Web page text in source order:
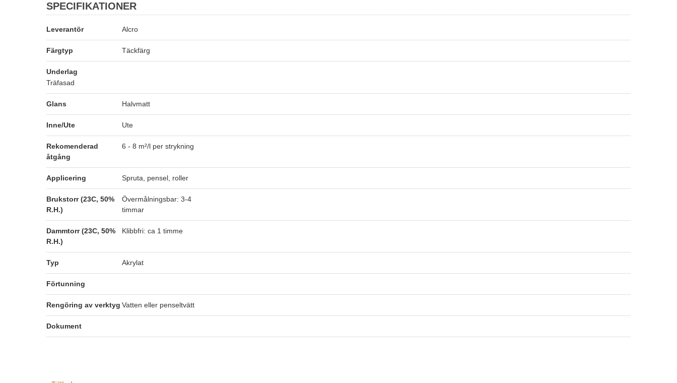
SPECIFIKATIONER
Leverantör Alcro
Färgtyp Täckfärg
Underlag
Träfasad
Glans Halvmatt
Inne/Ute Ute
Rekomenderad
åtgång
6 - 8 m²/l per strykning
Applicering Spruta, pensel, roller
Brukstorr (23C, 50%
R.H.)
Övermålningsbar: 3-4
timmar
Dammtorr (23C, 50%
R.H.)
Klibbfri: ca 1 timme
Typ Akrylat
Förtunning
Rengöring av verktyg Vatten eller penseltvätt
Dokument